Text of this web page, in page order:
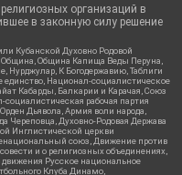
организаций в
в законную силу решение
Кубанской Духовно Родовой
Община, Община Капища Веды Перуна,
Нурджулар, К Богодержавию, Таблиги
Национал-социалистическое
Кабарды, Балкарии и Карачая, Союз
рабочая партия
Дьявола, Армия воли народа,
Череповца, Духовно-Родовая Держава
Инглистической церкви
союз, Движение против
и о религиозных объединениях,
Русское национальное
Клуба Динамо,